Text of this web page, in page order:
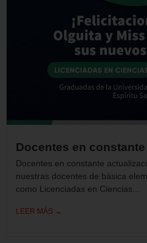
Docentes en
Docentes en constante
nuestras docentes de básica
como Licenciadas en Ciencias...
LEER MÁS →